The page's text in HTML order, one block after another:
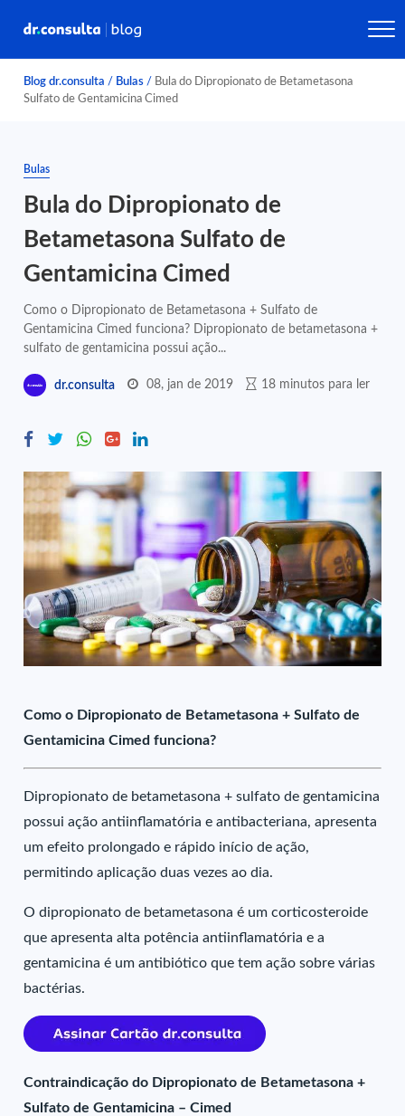
Blog dr.consulta / Bulas / Bula do Dipropionato de Betametasona
Sulfato de Gentamicina Cimed
Bulas
Bula do Dipropionato de
Betametasona Sulfato de
Gentamicina Cimed
Como o Dipropionato de Betametasona + Sulfato de
Gentamicina Cimed funciona? Dipropionato de betametasona +
sulfato de gentamicina possui ação...
dr.consulta 08, jan de 2019 18 minutos para ler
Como o Dipropionato de Betametasona + Sulfato de
Gentamicina Cimed funciona?
Dipropionato de betametasona + sulfato de gentamicina
possui ação antiinflamatória e antibacteriana, apresenta
um efeito prolongado e rápido início de ação,
permitindo aplicação duas vezes ao dia.
O dipropionato de betametasona é um corticosteroide
que apresenta alta potência antiinflamatória e a
gentamicina é um antibiótico que tem ação sobre várias
bactérias.
Contraindicação do Dipropionato de Betametasona +
Sulfato de Gentamicina – Cimed